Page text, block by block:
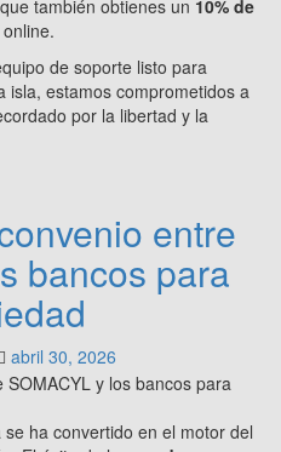
también obtienes un 10% de
de soporte listo para
isla, estamos comprometidos a
por la libertad y la
entre
bancos para
abril 30, 2026
ha convertido en el motor del